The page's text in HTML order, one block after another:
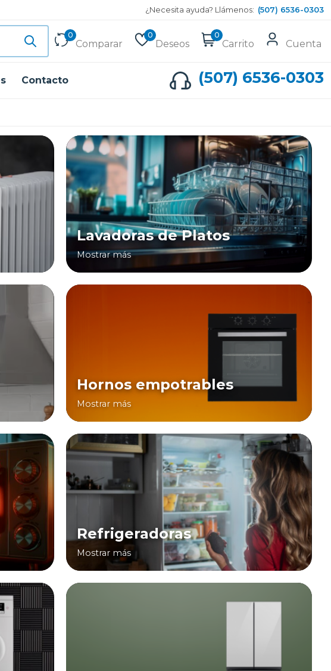
¿Necesita ayuda? Llámenos: (507) 6536-0303
0
Comparar
0
Deseos
0
Carrito Cuenta
Contacto (507) 6536-0303
Lavadoras de Platos
Mostrar más
Hornos empotrables
Mostrar más
Refrigeradoras
Mostrar más